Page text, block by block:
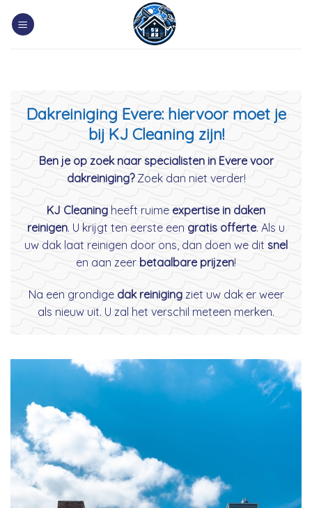
Dakreiniging Evere: hiervoor moet je
bij KJ Cleaning zijn!
Ben je op zoek naar specialisten in Evere voor
dakreiniging?Zoek dan niet verder!
KJ Cleaning heeft ruime expertise in daken
reinigen. U krijgt ten eerste een gratis offerte. Als u
uw dak laat reinigen door ons, dan doen we dit snel
en aan zeer betaalbare prijzen!
Na een grondige dak reinigingziet uw dak er weer
als nieuw uit. U zal het verschil meteen merken.